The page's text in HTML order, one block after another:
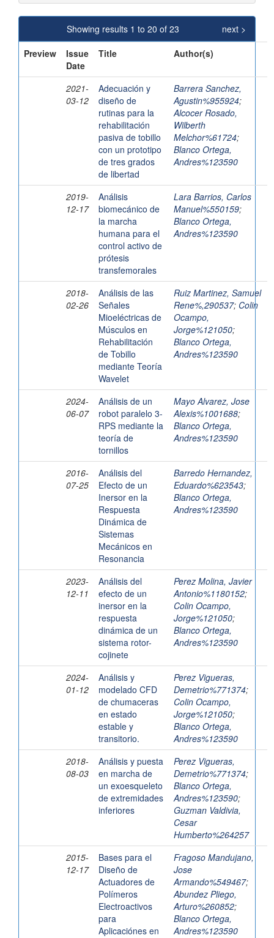
Showing results 1 to 20 of 23
next >
Preview
Issue
Date
Title Author(s)
2021-
03-12
Adecuación y
diseño de
rutinas para la
rehabilitación
pasiva de tobillo
con un prototipo
de tres grados
de libertad
Barrera Sanchez,
Agustin%955924;
Alcocer Rosado,
Wilberth
Melchor%61724;
Blanco Ortega,
Andres%123590
2019-
12-17
Análisis
biomecánico de
la marcha
humana para el
control activo de
prótesis
transfemorales
Lara Barrios, Carlos
Manuel%550159;
Blanco Ortega,
Andres%123590
2018-
02-26
Análisis de las
Señales
Mioeléctricas de
Músculos en
Rehabilitación
de Tobillo
mediante Teoría
Wavelet
Ruiz Martinez, Samuel
Rene%,290537; Colin
Ocampo,
Jorge%121050;
Blanco Ortega,
Andres%123590
2024-
06-07
Análisis de un
robot paralelo 3-
RPS mediante la
teoría de
tornillos
Mayo Alvarez, Jose
Alexis%1001688;
Blanco Ortega,
Andres%123590
2016-
07-25
Análisis del
Efecto de un
Inersor en la
Respuesta
Dinámica de
Sistemas
Mecánicos en
Resonancia
Barredo Hernandez,
Eduardo%623543;
Blanco Ortega,
Andres%123590
2023-
12-11
Análisis del
efecto de un
inersor en la
respuesta
dinámica de un
sistema rotor-
cojinete
Perez Molina, Javier
Antonio%1180152;
Colin Ocampo,
Jorge%121050;
Blanco Ortega,
Andres%123590
2024-
01-12
Análisis y
modelado CFD
de chumaceras
en estado
estable y
transitorio.
Perez Vigueras,
Demetrio%771374;
Colin Ocampo,
Jorge%121050;
Blanco Ortega,
Andres%123590
2018-
08-03
Análisis y puesta
en marcha de
un exoesqueleto
de extremidades
inferiores
Perez Vigueras,
Demetrio%771374;
Blanco Ortega,
Andres%123590;
Guzman Valdivia,
Cesar
Humberto%264257
2015-
12-17
Bases para el
Diseño de
Actuadores de
Polímeros
Electroactivos
para
Aplicaciónes en
Fragoso Mandujano,
Jose
Armando%549467;
Abundez Pliego,
Arturo%260852;
Blanco Ortega,
Andres%123590